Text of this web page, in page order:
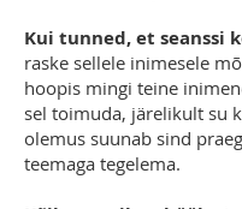
Kui tunned, et seanssi
raske sellele inimesele
hoopis mingi teine
sel toimuda, järelikult su
olemus suunab sind
teemaga tegelema.